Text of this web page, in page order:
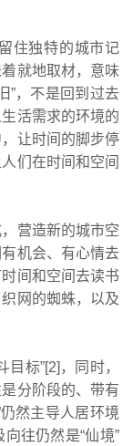
住独特的城市记
就地取材，意味
”，不是回到过去
活需求的环境的
让时间的脚步停
们在时间和空间
营造新的城市空
机会、有心情去
间和空间去读书
网的蜘蛛，以及
标”[2]，同时，
分阶段的、带有
然主导人居环境
往仍然是“仙境”